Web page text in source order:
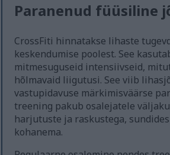
Paranenud füüsiline
CrossFiti hinnatakse lihaste
keskendumise poolest. See
mitmesuguseid intensiivseid,
hõlmavaid liigutusi. See viib
vastupidavuse märkimisväärse
treening pakub osalejatele
harjutuste ja raskustega,
kohanema.